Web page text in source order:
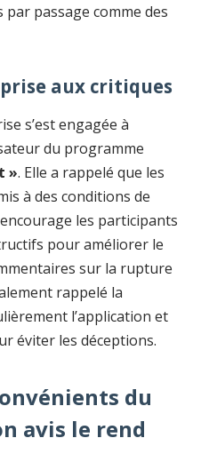
passage comme des
aux critiques
s’est engagée à
du programme
». Elle a rappelé que les
à des conditions de
les participants
pour améliorer le
sur la rupture
rappelé la
l’application et
éviter les déceptions.
du
avis le rend